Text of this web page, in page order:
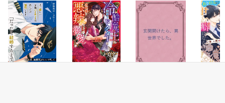
2011 08 10〜2011 10 28
〜〜〜〜〜〜〜〜
ﾘﾒｲｸ版
『【bath】~theme of bath~』
通り名は"紅花"
赤い瞳に
赤いメッシュのはいった